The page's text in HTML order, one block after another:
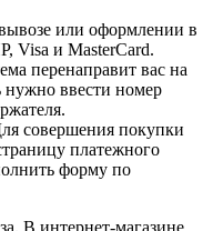
или оформлении в
Visa и MasterCard.
перенаправит вас на
нужно ввести номер
совершения покупки
платежного
форму по
В интернет-магазине